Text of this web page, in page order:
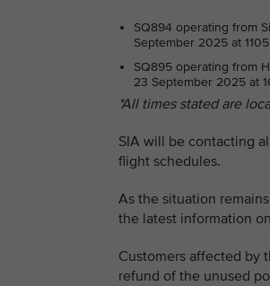
SQ894 operating from
September 2025 at
SQ895 operating from
23 September 2025 at
*All times stated are
SIA will be contacting
flight schedules.
As the situation
the latest information
Customers affected by
refund of the unused